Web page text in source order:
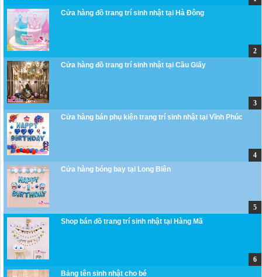
Cửa hàng đồ trang trí sinh nhật tại Hà Đông
Cửa hàng đồ trang trí sinh nhật tại Cầu Giấy
Cửa hàng bán phụ kiện trang trí sinh nhật tại Vĩnh Phúc
Cửa hàng bóng bay tại Long Biên
Shop bán đồ trang trí sinh nhật tại Hàng Mã
Bảng tên sinh nhật cho bé